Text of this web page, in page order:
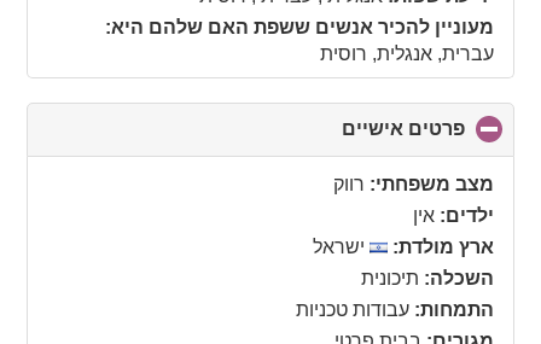
מעוניין להכיר אנשים ששפת האם שלהם היא:
עברית, אנגלית, רוסית
פרטים אישיים
to
collapse
contents
מצב משפחתי: רווק
ילדים: אין
ארץ מולדת:
ישראל
השכלה: תיכונית
התמחות: עבודות טכניות